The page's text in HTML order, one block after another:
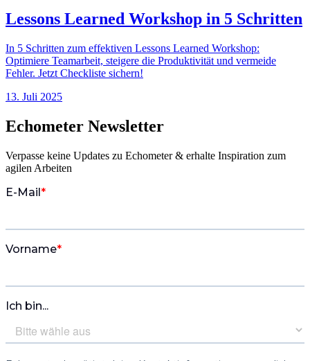
Lessons Learned Workshop in 5 Schritten
In 5 Schritten zum effektiven Lessons Learned Workshop:
Optimiere Teamarbeit, steigere die Produktivität und vermeide
Fehler. Jetzt Checkliste sichern!
13. Juli 2025
Echometer Newsletter
Verpasse keine Updates zu Echometer & erhalte Inspiration zum
agilen Arbeiten